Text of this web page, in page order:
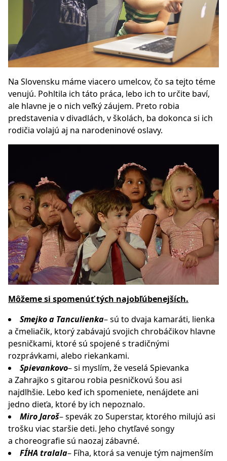
Na Slovensku máme viacero umelcov, čo sa tejto téme
venujú. Pohltila ich táto práca, lebo ich to určite baví,
ale hlavne je o nich veľký záujem. Preto robia
predstavenia v divadlách, v školách, ba dokonca si ich
rodičia volajú aj na narodeninové oslavy.
Môžeme si spomenúť tých najobľúbenejších.
Smejko a Tanculienka– sú to dvaja kamaráti, lienka
a čmeliačik, ktorý zabávajú svojich chrobáčikov hlavne
pesničkami, ktoré sú spojené s tradičnými
rozprávkami, alebo riekankami.
Spievankovo– si myslím, že veselá Spievanka
a Zahrajko s gitarou robia pesničkovú šou asi
najdlhšie. Lebo keď ich spomeniete, nenájdete ani
jedno dieťa, ktoré by ich nepoznalo.
Miro Jaroš– spevák zo Superstar, ktorého milujú asi
trošku viac staršie deti. Jeho chytľavé songy
a choreografie sú naozaj zábavné.
FÍHA tralala– Fíha, ktorá sa venuje tým najmenším